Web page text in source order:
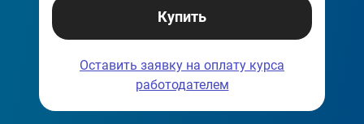
Купить
Оставить заявку на оплату курса
работодателем